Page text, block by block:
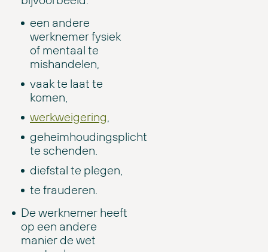
een andere
werknemer fysiek
of mentaal te
mishandelen,
vaak te laat te
komen,
werkweigering,
geheimhoudingsplicht
te schenden.
diefstal te plegen,
te frauderen.
De werknemer heeft
op een andere
manier de wet